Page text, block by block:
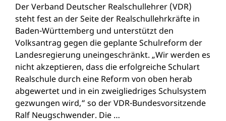
Der Verband Deutscher Realschullehrer (VDR)
steht fest an der Seite der Realschullehrkräfte in
Baden-Württemberg und unterstützt den
Volksantrag gegen die geplante Schulreform der
Landesregierung uneingeschränkt. „Wir werden es
nicht akzeptieren, dass die erfolgreiche Schulart
Realschule durch eine Reform von oben herab
abgewertet und in ein zweigliedriges Schulsystem
gezwungen wird,“ so der VDR-Bundesvorsitzende
Ralf Neugschwender. Die …